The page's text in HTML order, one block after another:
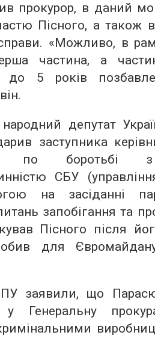
прокурор, в даний
Пісного, а також
«Можливо, в
частина, а
до 5 років
депутат
заступника
по боротьбі з
СБУ
на засіданні
запобігання та
Пісного після
для
заявили, що
Генеральну